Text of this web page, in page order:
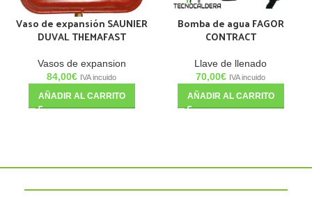
Vaso de expansión SAUNIER
DUVAL THEMAFAST
Vasos de expansion
84,00€ IVA incuido
AÑADIR AL CARRITO
Bomba de agua FAGOR
CONTRACT
Llave de llenado
70,00€ IVA incuido
AÑADIR AL CARRITO